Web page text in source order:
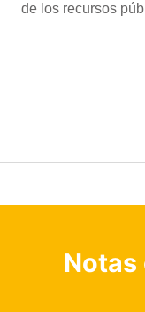
de los recursos
Notas